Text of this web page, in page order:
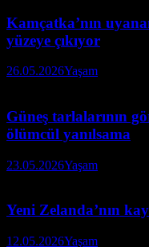
Kamçatka’nın
yüzeye çıkıyor
26.05.2026Yaşam
Güneş tarlalarının
ölümcül yanılsama
23.05.2026Yaşam
Yeni Zelanda’nın
12.05.2026Yaşam